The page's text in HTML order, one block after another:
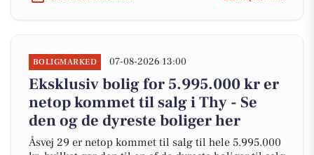
BOLIGMARKED 07-08-2026 13:00
Eksklusiv bolig for 5.995.000 kr er
netop kommet til salg i Thy - Se
den og de dyreste boliger her
Åsvej 29 er netop kommet til salg til hele 5.995.000